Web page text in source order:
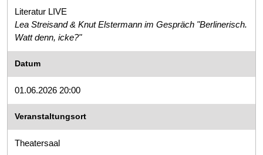
Literatur LIVE
Lea Streisand & Knut Elstermann im Gespräch "Berlinerisch.
Watt denn, icke?"
Datum
01.06.2026 20:00
Veranstaltungsort
Theatersaal